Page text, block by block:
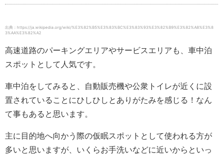
出典：https://ja.wikipedia.org/wiki/%E3%82%B5%E3%83%BC%E3%83%93%E3%82%B9%E3%82%A8%E3%8
3%AA%E3%82%A2
高速道路のパーキングエリアやサービスエリアも、車中泊
スポットとして人気です。
車中泊をしてみると、自動販売機や公衆トイレが近くに設
置されていることにひしひしとありがたみを感じる！なん
て事もあると思います。
主に目的地へ向かう際の仮眠スポットとして使われる方が
多いと思いますが、いくらお手洗いなどに近いからといっ